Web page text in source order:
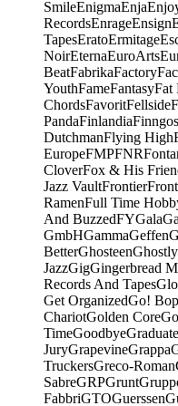
SmileEnigmaEnja
RecordsEnrageEnsign
TapesEratoErmitage
NoirEternaEuroArts
BeatFabrikaFactory
YouthFameFantasyFat
ChordsFavoritFellside
PandaFinlandia
DutchmanFlying High
EuropeFMPFNR
CloverFox & His
Jazz VaultFrontier
RamenFull Time
And BuzzedFYGala
GmbHGammaGeffen
BetterGhosteen
JazzGigGingerbread
Records And Tapes
Get OrganizedGo!
ChariotGolden Core
TimeGoodbyeGraduate
JuryGrapevineGrappa
TruckersGreco-Roman
SabreGRPGrunt
FabbriGTOGuerssen